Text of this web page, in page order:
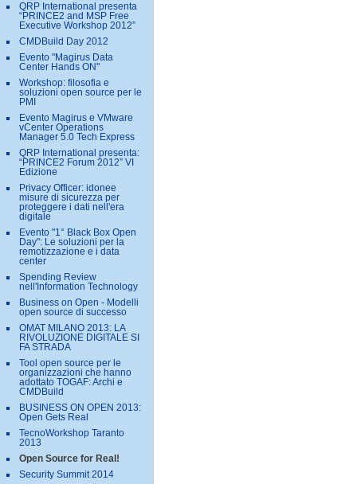
QRP International presenta
“PRINCE2 and MSP Free
Executive Workshop 2012”
CMDBuild Day 2012
Evento "Magirus Data
Center Hands ON"
Workshop: filosofia e
soluzioni open source per le
PMI
Evento Magirus e VMware
vCenter Operations
Manager 5.0 Tech Express
QRP International presenta:
“PRINCE2 Forum 2012” VI
Edizione
Privacy Officer: idonee
misure di sicurezza per
proteggere i dati nell'era
digitale
Evento "1° Black Box Open
Day": Le soluzioni per la
remotizzazione e i data
center
Spending Review
nell'Information Technology
Business on Open - Modelli
open source di successo
OMAT MILANO 2013: LA
RIVOLUZIONE DIGITALE SI
FA STRADA
Tool open source per le
organizzazioni che hanno
adottato TOGAF: Archi e
CMDBuild
BUSINESS ON OPEN 2013:
Open Gets Real
TecnoWorkshop Taranto
2013
Open Source for Real!
Security Summit 2014